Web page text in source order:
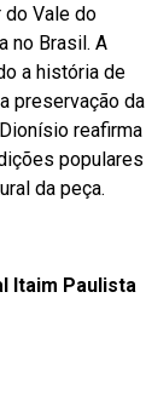
do Vale do
no Brasil. A
a história de
preservação da
reafirma
populares
da peça.
Itaim Paulista